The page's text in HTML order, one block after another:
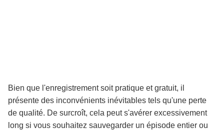
Bien que l'enregistrement soit pratique et gratuit, il
présente des inconvénients inévitables tels qu'une perte
de qualité. De surcroît, cela peut s'avérer excessivement
long si vous souhaitez sauvegarder un épisode entier ou